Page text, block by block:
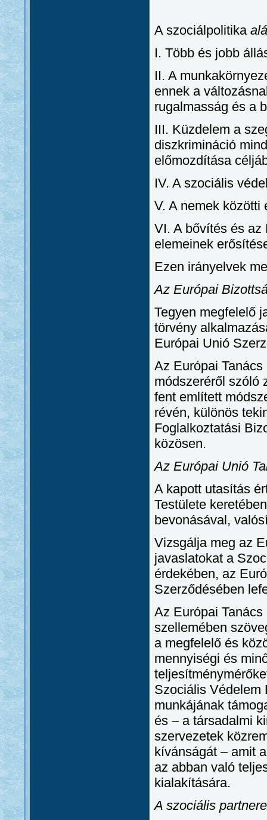
A szociálpolitika
I. Több és jobb
II. A
ennek a
rugalmasság és a
III. Küzdelem a
diszkrimináció
előmozdítása
IV. A szociális
V. A nemek közötti
VI. A bővítés és
elemeinek
Ezen irányelvek
Az Európai
Tegyen megfelelő
törvény
Európai Unió
Az Európai
módszeréről szóló
fent említett
révén, különös
Foglalkoztatási
közösen.
Az Európai Unió
A kapott utasítás
Testülete
bevonásával,
Vizsgálja meg az
javaslatokat a
érdekében, az
Szerződésében
Az Európai
szellemében
a megfelelő és
mennyiségi és
Szociális Védelem
munkájának
és – a társadalmi
szervezetek
kívánságát – amit
az abban való
kialakítására.
A szociális